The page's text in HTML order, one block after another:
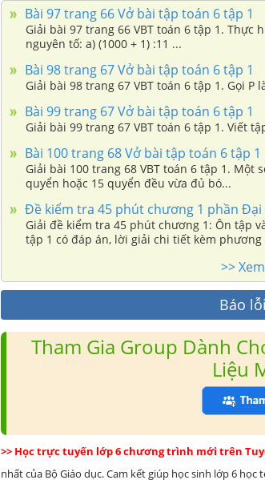
Bài 97 trang 66 Vở bài tập toán 6 tập 1
Giải bài 97 trang 66 VBT toán 6 tập 1. Thực hiện phép tính rồi phân tích kết quả ra
nguyên tố: a) (1000 + 1) :11 ...
Bài 98 trang 67 Vở bài tập toán 6 tập 1
Giải bài 98 trang 67 VBT toán 6 tập 1. Gọi
Bài 99 trang 67 Vở bài tập toán 6 tập 1
Giải bài 99 trang 67 VBT toán 6 tập 1. Viết
Bài 100 trang 68 Vở bài tập toán 6 tập 1
Giải bài 100 trang 68 VBT toán 6 tập 1. Một
quyển hoặc 15 quyển đều vừa đủ bó...
Đề kiểm tra 45 phút chương 1 phần Đại
Giải đề kiểm tra 45 phút chương 1: Ôn tập
tập 1 có đáp án, lời giải chi tiết kèm
>>
Báo
Tham Gia Group Dành
Liệu
>> Học trực tuyến lớp 6 chương trình mới trên
nhất của Bộ Giáo dục. Cam kết giúp học sinh lớp 6